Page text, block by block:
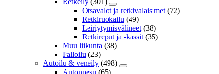
Retkeily (301)
Otsavalot ja retkivalaisimet (72)
Retkiruokailu (49)
Leiriytymisvälineet (38)
Retkireput ja -kassit (35)
Muu liikunta (38)
Palloilu (23)
Autoilu & veneily (498)
Autonpesu (65)